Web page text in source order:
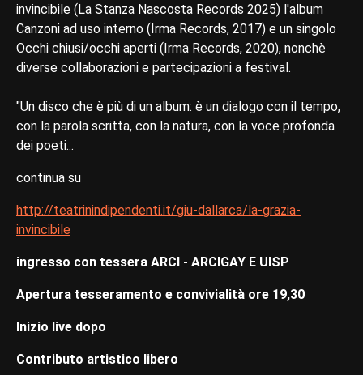
invincibile (La Stanza Nascosta Records 2025) l'album
Canzoni ad uso interno (Irma Records, 2017) e un singolo
Occhi chiusi/occhi aperti (Irma Records, 2020), nonchè
diverse collaborazioni e partecipazioni a festival.
"Un disco che è più di un album: è un dialogo con il tempo,
con la parola scritta, con la natura, con la voce profonda
dei poeti...
continua su
http://teatrinindipendenti.it/giu-dallarca/la-grazia-
invincibile
ingresso con tessera ARCI - ARCIGAY E UISP
Apertura tesseramento e convivialità ore 19,30
Inizio live dopo
Contributo artistico libero